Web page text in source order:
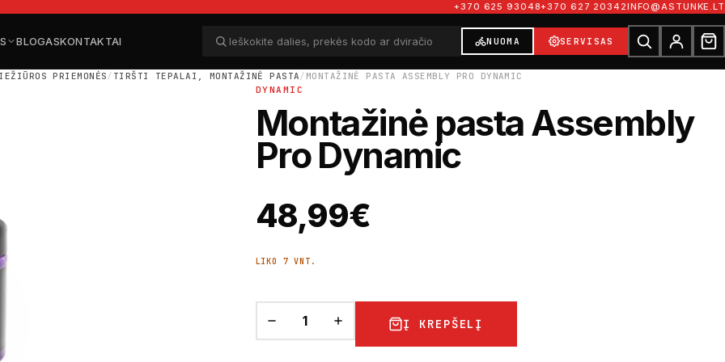
+370 625 93048+370 627 20342INFO@ASTUNKE.LT
BLOGASKONTAKTAI
Ieškoti dalių
Ieškoti
NUOMA SERVISAS
PRIEMONĖS/ TIRŠTI TEPALAI, MONTAŽINĖ PASTA/ MONTAŽINĖ PASTA ASSEMBLY PRO DYNAMIC
DYNAMIC
Montažinė pasta Assembly
Pro Dynamic
48,99€
LIKO 7 VNT.
Į KREPŠELĮ